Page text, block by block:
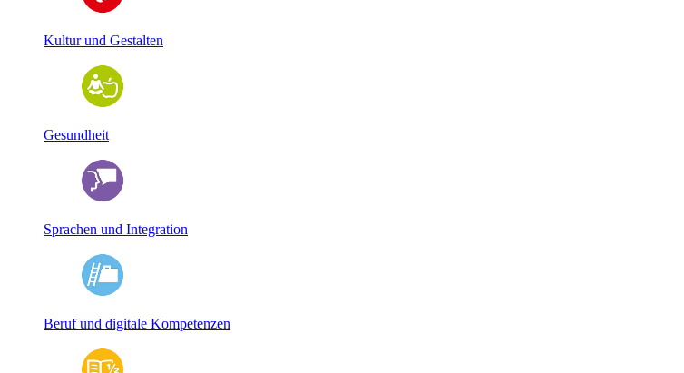
Kultur und Gestalten
Gesundheit
Sprachen und Integration
Beruf und digitale Kompetenzen